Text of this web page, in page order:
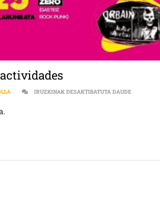
IRUZKINAK DESAKTIBATUTA DAUDE